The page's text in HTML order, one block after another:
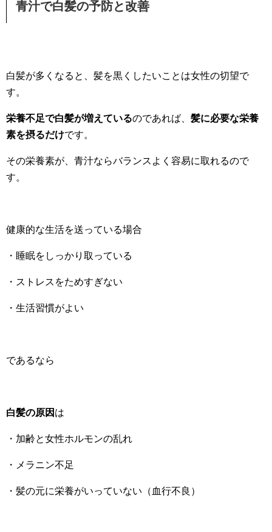
青汁で白髪の予防と改善
白髪が多くなると、髪を黒くしたいことは女性の切望で
す。
栄養不足で白髪が増えているのであれば、 髪に必要な栄養
素を摂るだけです。
その栄養素が、青汁ならバランスよく容易に取れるので
す。
健康的な生活を送っている場合
・睡眠をしっかり取っている
・ストレスをためすぎない
・生活習慣がよい
であるなら
白髪の原因 は
・加齢と女性ホルモンの乱れ
・メラニン不足
・髪の元に栄養がいっていない（血行不良）